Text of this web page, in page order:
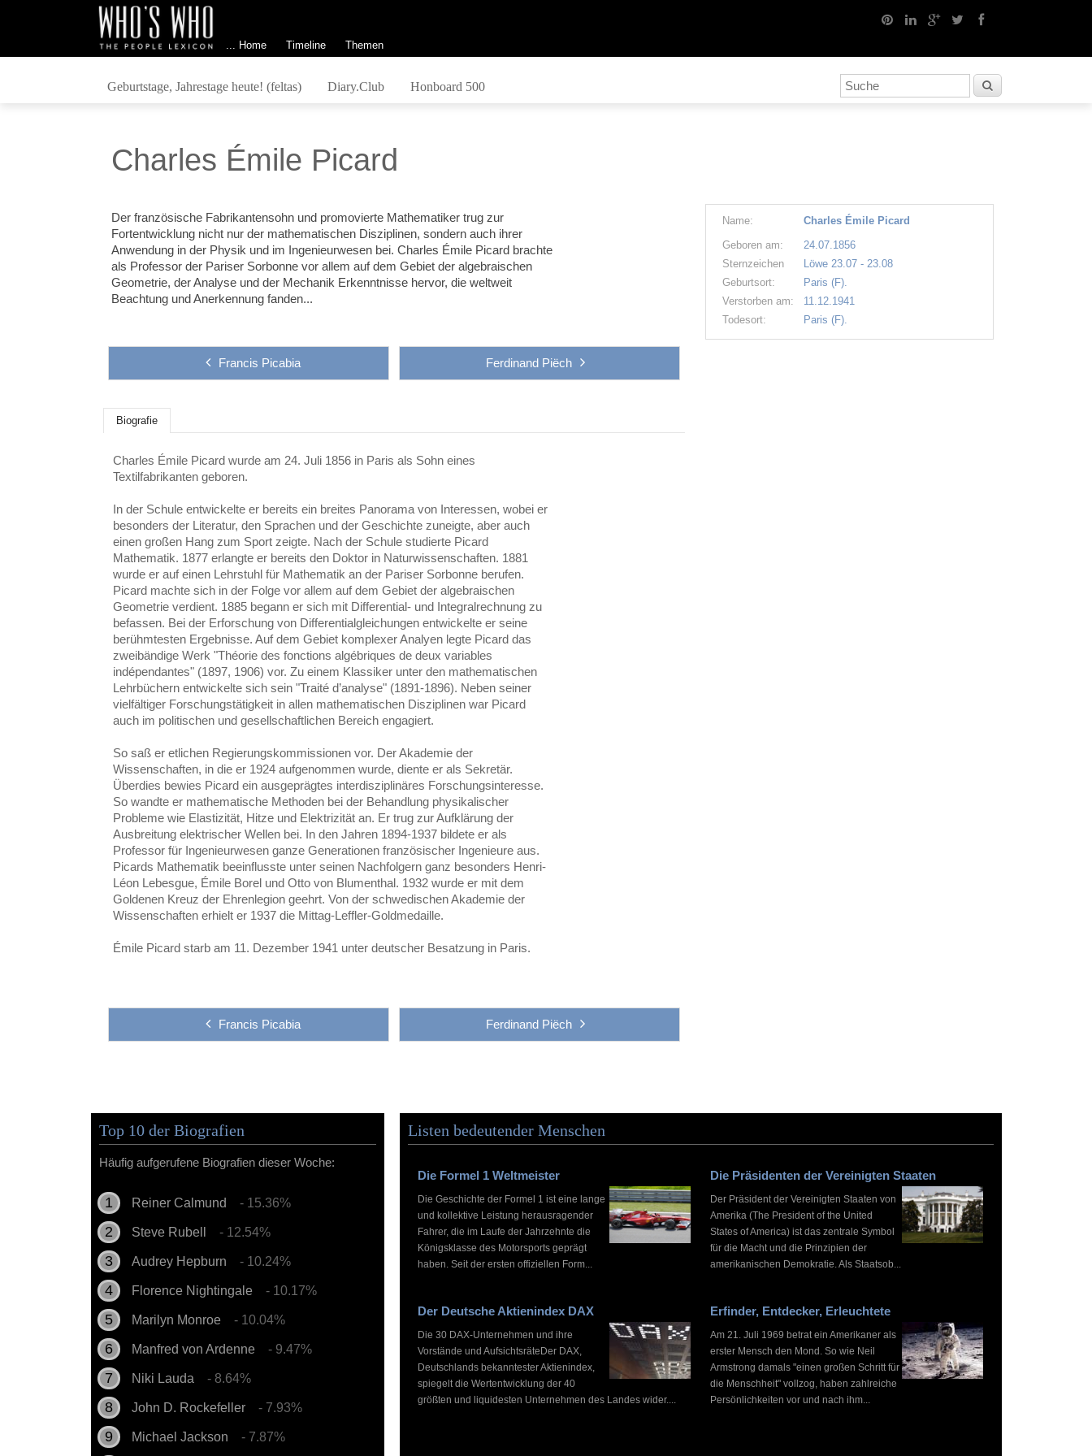
... Home Timeline Themen
Geburtstage, Jahrestage heute! (feltas) Diary.Club Honboard 500
Charles Émile Picard
Der französische Fabrikantensohn und promovierte Mathematiker trug zur
Fortentwicklung nicht nur der mathematischen Disziplinen, sondern auch ihrer
Anwendung in der Physik und im Ingenieurwesen bei. Charles Émile Picard brachte
als Professor der Pariser Sorbonne vor allem auf dem Gebiet der algebraischen
Geometrie, der Analyse und der Mechanik Erkenntnisse hervor, die weltweit
Beachtung und Anerkennung fanden...
Francis Picabia Ferdinand Piëch
Biografie
Charles Émile Picard wurde am 24. Juli 1856 in Paris als Sohn eines
Textilfabrikanten geboren.
In der Schule entwickelte er bereits ein breites Panorama von Interessen, wobei er
besonders der Literatur, den Sprachen und der Geschichte zuneigte, aber auch
einen großen Hang zum Sport zeigte. Nach der Schule studierte Picard
Mathematik. 1877 erlangte er bereits den Doktor in Naturwissenschaften. 1881
wurde er auf einen Lehrstuhl für Mathematik an der Pariser Sorbonne berufen.
Picard machte sich in der Folge vor allem auf dem Gebiet der algebraischen
Geometrie verdient. 1885 begann er sich mit Differential- und Integralrechnung zu
befassen. Bei der Erforschung von Differentialgleichungen entwickelte er seine
berühmtesten Ergebnisse. Auf dem Gebiet komplexer Analyen legte Picard das
zweibändige Werk "Théorie des fonctions algébriques de deux variables
indépendantes" (1897, 1906) vor. Zu einem Klassiker unter den mathematischen
Lehrbüchern entwickelte sich sein "Traité d’analyse" (1891-1896). Neben seiner
vielfältiger Forschungstätigkeit in allen mathematischen Disziplinen war Picard
auch im politischen und gesellschaftlichen Bereich engagiert.
So saß er etlichen Regierungskommissionen vor. Der Akademie der
Wissenschaften, in die er 1924 aufgenommen wurde, diente er als Sekretär.
Überdies bewies Picard ein ausgeprägtes interdisziplinäres Forschungsinteresse.
So wandte er mathematische Methoden bei der Behandlung physikalischer
Probleme wie Elastizität, Hitze und Elektrizität an. Er trug zur Aufklärung der
Ausbreitung elektrischer Wellen bei. In den Jahren 1894-1937 bildete er als
Professor für Ingenieurwesen ganze Generationen französischer Ingenieure aus.
Picards Mathematik beeinflusste unter seinen Nachfolgern ganz besonders Henri-
Léon Lebesgue, Émile Borel und Otto von Blumenthal. 1932 wurde er mit dem
Goldenen Kreuz der Ehrenlegion geehrt. Von der schwedischen Akademie der
Wissenschaften erhielt er 1937 die Mittag-Leffler-Goldmedaille.
Émile Picard starb am 11. Dezember 1941 unter deutscher Besatzung in Paris.
Francis Picabia Ferdinand Piëch
Name:
Charles Émile Picard
Geboren am:
24.07.1856
Sternzeichen
Löwe 23.07 - 23.08
Geburtsort:
Paris (F).
Verstorben am:
11.12.1941
Todesort:
Paris (F).
Top 10 der Biografien
Häufig aufgerufene Biografien dieser Woche:
Reiner Calmund - 15.36%
Steve Rubell - 12.54%
Audrey Hepburn - 10.24%
Florence Nightingale - 10.17%
Marilyn Monroe - 10.04%
Manfred von Ardenne - 9.47%
Niki Lauda - 8.64%
John D. Rockefeller - 7.93%
Michael Jackson - 7.87%
Listen bedeutender Menschen
Die Formel 1 Weltmeister
Die Geschichte der Formel 1 ist eine lange
und kollektive Leistung herausragender
Fahrer, die im Laufe der Jahrzehnte die
Königsklasse des Motorsports geprägt
haben. Seit der ersten offiziellen Form...
Die Präsidenten der Vereinigten Staaten
Der Präsident der Vereinigten Staaten von
Amerika (The President of the United
States of America) ist das zentrale Symbol
für die Macht und die Prinzipien der
amerikanischen Demokratie. Als Staatsob...
Der Deutsche Aktienindex DAX
Die 30 DAX-Unternehmen und ihre
Vorstände und AufsichtsräteDer DAX,
Deutschlands bekanntester Aktienindex,
spiegelt die Wertentwicklung der 40
größten und liquidesten Unternehmen des Landes wider....
Erfinder, Entdecker, Erleuchtete
Am 21. Juli 1969 betrat ein Amerikaner als
erster Mensch den Mond. So wie Neil
Armstrong damals "einen großen Schritt für
die Menschheit" vollzog, haben zahlreiche
Persönlichkeiten vor und nach ihm...